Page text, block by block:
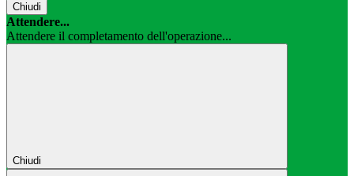
Chiudi
Attendere...
Attendere il completamento dell'operazione...
Chiudi